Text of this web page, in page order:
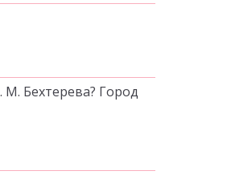
Бехтерева? Город